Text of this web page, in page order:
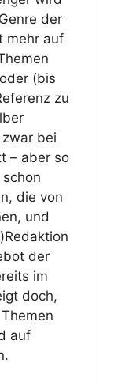
der
mehr auf
(bis
zu
bei
– aber so
die von
und
der
im
doch,
auf